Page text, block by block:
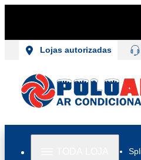
Lojas autorizadas